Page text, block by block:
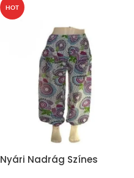
HOT
Nyári Nadrág Színes